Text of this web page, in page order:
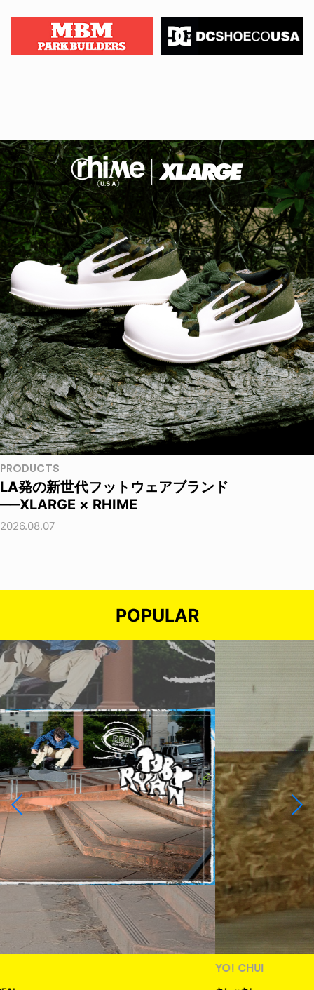
PRODUCTS
LA発の新世代フットウェアブランド
──XLARGE × RHIME
2026.08.07
POPULAR